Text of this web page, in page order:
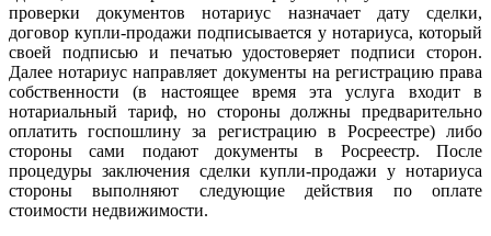
проверки документов нотариус назначает дату сделки,
договор купли-продажи подписывается у нотариуса, который
своей подписью и печатью удостоверяет подписи сторон.
Далее нотариус направляет документы на регистрацию права
собственности (в настоящее время эта услуга входит в
нотариальный тариф, но стороны должны предварительно
оплатить госпошлину за регистрацию в Росреестре) либо
стороны сами подают документы в Росреестр. После
процедуры заключения сделки купли-продажи у нотариуса
стороны выполняют следующие действия по оплате
стоимости недвижимости.